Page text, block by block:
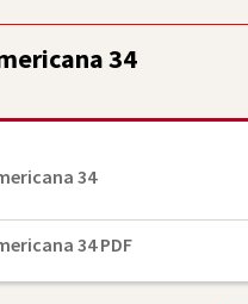
34
34
34 PDF